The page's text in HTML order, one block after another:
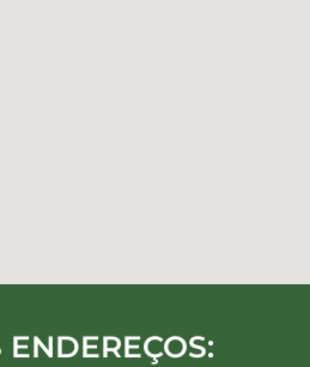
ENDEREÇOS: